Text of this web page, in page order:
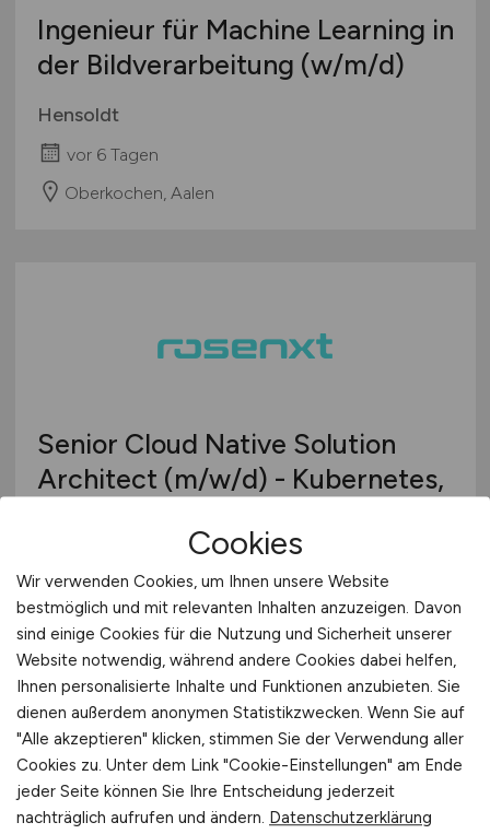
Ingenieur für Machine Learning in
der Bildverarbeitung (w/m/d)
Hensoldt
vor 6 Tagen
Oberkochen, Aalen
Senior Cloud Native Solution
Architect (m/w/d) - Kubernetes,
vor 6 Tagen
Lingen (Ems) oder Osnabrück
Cookies
Wir verwenden Cookies, um Ihnen unsere Website
bestmöglich und mit relevanten Inhalten anzuzeigen. Davon
sind einige Cookies für die Nutzung und Sicherheit unserer
Website notwendig, während andere Cookies dabei helfen,
Ihnen personalisierte Inhalte und Funktionen anzubieten. Sie
dienen außerdem anonymen Statistikzwecken. Wenn Sie auf
"Alle akzeptieren" klicken, stimmen Sie der Verwendung aller
Cookies zu. Unter dem Link "Cookie-Einstellungen" am Ende
jeder Seite können Sie Ihre Entscheidung jederzeit
nachträglich aufrufen und ändern. Datenschutzerklärung